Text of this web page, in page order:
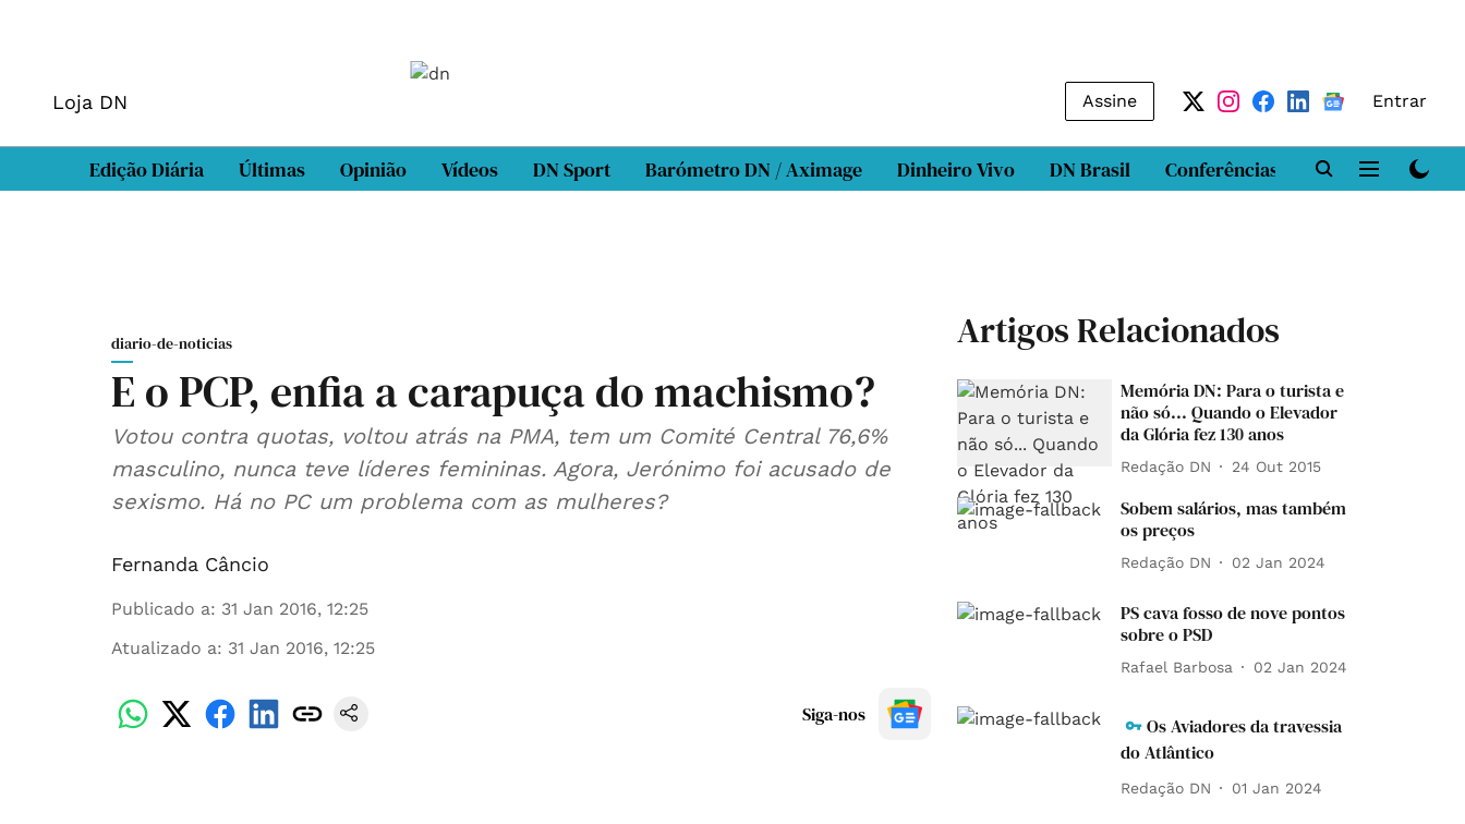
Loja DN Assine Entrar
Edição Diária Últimas Opinião Vídeos DN Sport Barómetro DN / Aximage Dinheiro Vivo DN Brasil Conferências DN LAB
diario-de-noticias
E o PCP, enfia a carapuça do machismo?
Votou contra quotas, voltou atrás na PMA, tem um Comité Central 76,6%
masculino, nunca teve líderes femininas. Agora, Jerónimo foi acusado de
sexismo. Há no PC um problema com as mulheres?
Fernanda Câncio
Publicado a: 31 Jan 2016, 12:25
Atualizado a: 31 Jan 2016, 12:25
Siga-nos
Artigos Relacionados
Memória DN: Para o turista e
não só... Quando o Elevador
da Glória fez 130 anos
Redação DN 24 Out 2015
Sobem salários, mas também
os preços
Redação DN 02 Jan 2024
PS cava fosso de nove pontos
sobre o PSD
Rafael Barbosa 02 Jan 2024
Os Aviadores da travessia
do Atlântico
Redação DN 01 Jan 2024